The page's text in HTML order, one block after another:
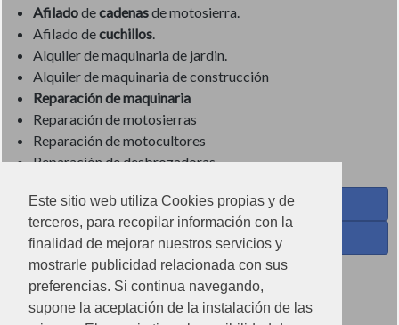
Este sitio web utiliza Cookies propias y de
terceros, para recopilar información con la
finalidad de mejorar nuestros servicios y
mostrarle publicidad relacionada con sus
preferencias. Si continua navegando,
supone la aceptación de la instalación de las
Afiladodecadenasde motosierra.
Afilado decuchillos.
Alquiler de maquinaria de jardin.
Alquiler de maquinaria de construcción
Reparación de maquinaria
Reparación de motosierras
Reparación de motocultores
Reparación de desbrozadoras
Coses de Cuina - Menaje y hogar en Facebook
Ferreteria Torrandell en Facebook
Coses de Cuina en Instagram
Condiciones de uso